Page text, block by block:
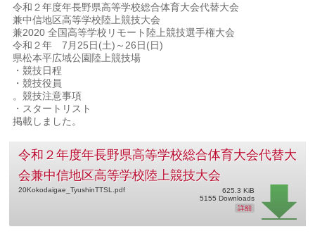
令和２年度年長野県高等学校総合体育大会代替大会
兼中信地区高等学校陸上競技大会
兼2020 全国高等学校リモート陸上競技選手権大会
令和２年 7月25日(土)～26日(日)
県松本平広域公園陸上競技場
・競技日程
・競技役員
。競技注意事項
・スタートリスト
掲載しました。
令和２年度年長野県高等学校総合体育大会代替大
会兼中信地区高等学校陸上競技大会
20Kokodaigae_TyushinTTSL.pdf
625.3 KiB
5155 Downloads
詳細